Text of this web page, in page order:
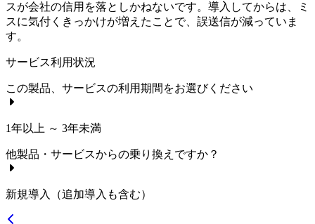
スが会社の信用を落としかねないです。導入してからは、ミ
スに気付くきっかけが増えたことで、誤送信が減っていま
す。
サービス利用状況
この製品、サービスの利用期間をお選びください
1年以上 ～ 3年未満
他製品・サービスからの乗り換えですか？
新規導入（追加導入も含む）